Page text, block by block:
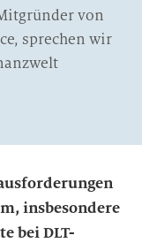
von
sprechen wir
insbesondere
bei DLT-